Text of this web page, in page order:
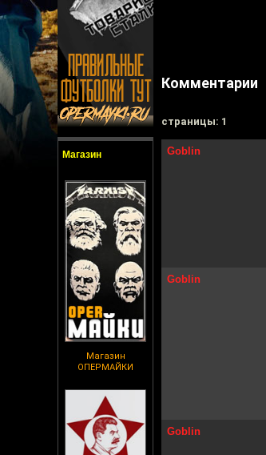
Магазин
Магазин
ОПЕРМАЙКИ
Комментарии
cтраницы: 1
Goblin
Goblin
Goblin